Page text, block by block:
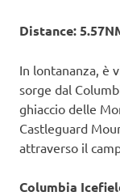
Distance:
In lontananza, è
sorge dal
ghiaccio delle
Castleguard
attraverso il
Columbia